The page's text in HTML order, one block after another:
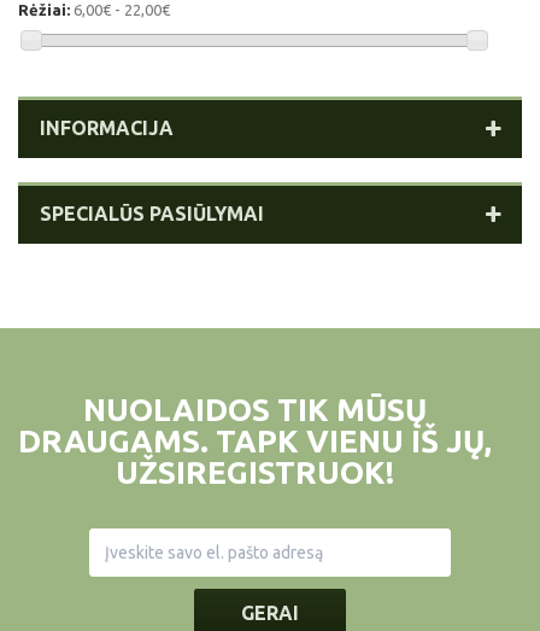
Rėžiai: 6,00€ - 22,00€
INFORMACIJA
SPECIALŪS PASIŪLYMAI
NUOLAIDOS TIK MŪSŲ
DRAUGAMS. TAPK VIENU IŠ JŲ,
UŽSIREGISTRUOK!
GERAI